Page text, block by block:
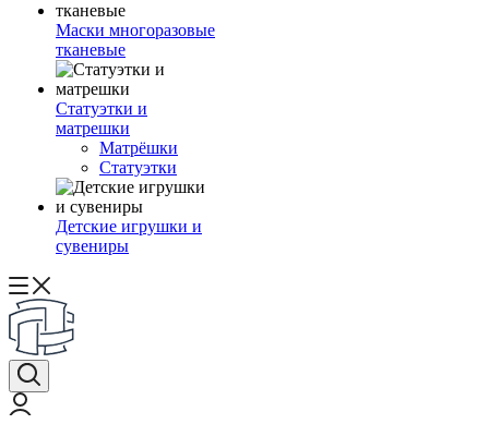
Маски многоразовые
тканевые
Статуэтки и
матрешки
Матрёшки
Статуэтки
Детские игрушки и
сувениры